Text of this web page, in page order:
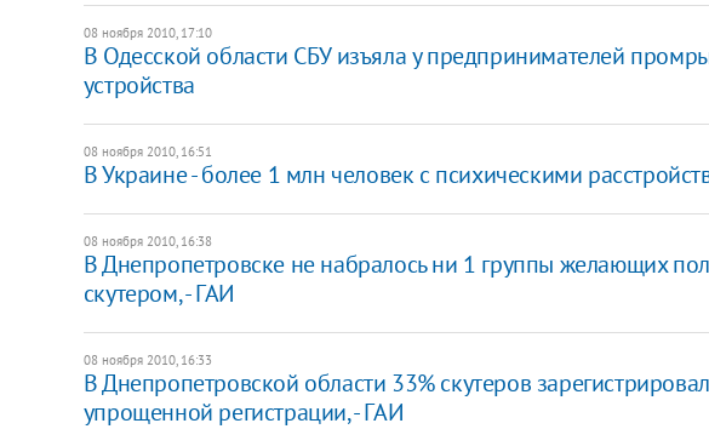
08 ноября 2010, 17:10
В Одесской области СБУ изъяла у предпринимателей
устройства
08 ноября 2010, 16:51
В Украине - более 1 млн человек с психическими
08 ноября 2010, 16:38
В Днепропетровске не набралось ни 1 группы желающих
скутером, - ГАИ
08 ноября 2010, 16:33
В Днепропетровской области 33% скутеров
упрощенной регистрации, - ГАИ